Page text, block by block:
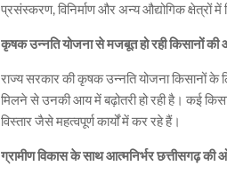
प्रसंस्करण, विनिर्माण और अन्य औद्योगिक
कृषक उन्नति योजना से मजबूत हो रही किसानों की
राज्य सरकार की कृषक उन्नति योजना किसानों के
मिलने से उनकी आय में बढ़ोतरी हो रही है। कई
विस्तार जैसे महत्वपूर्ण कार्यों में कर रहे हैं।
ग्रामीण विकास के साथ आत्मनिर्भर छत्तीसगढ़